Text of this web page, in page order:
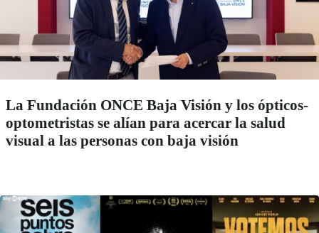
La Fundación ONCE Baja Visión y los ópticos-
optometristas se alían para acercar la salud
visual a las personas con baja visión